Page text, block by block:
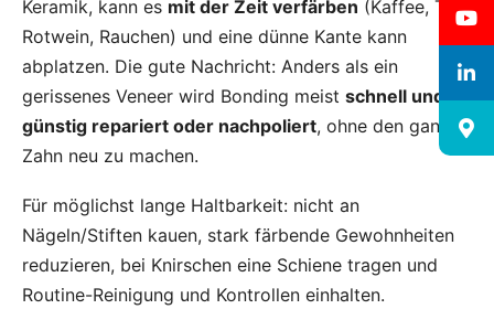
Keramik, kann es mit der Zeit verfärben (Kaffee, Tee,
Rotwein, Rauchen) und eine dünne Kante kann
abplatzen. Die gute Nachricht: Anders als ein
gerissenes Veneer wird Bonding meist schnell und
günstig repariert oder nachpoliert, ohne den ganzen
Zahn neu zu machen.
Für möglichst lange Haltbarkeit: nicht an
Nägeln/Stiften kauen, stark färbende Gewohnheiten
reduzieren, bei Knirschen eine Schiene tragen und
Routine-Reinigung und Kontrollen einhalten.